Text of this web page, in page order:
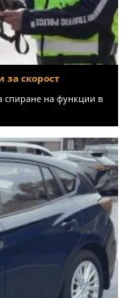
скорост
спиране на функции в